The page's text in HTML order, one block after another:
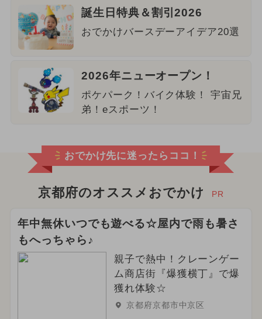
誕生日特典＆割引2026
おでかけバースデーアイデア20選
2026年ニューオープン！
ポケパーク！バイク体験！ 宇宙兄
弟！eスポーツ！
おでかけ先に迷ったらココ！
京都府のオススメおでかけ PR
年中無休いつでも遊べる☆屋内で雨も暑さ
もへっちゃら♪
親子で熱中！クレーンゲー
ム商店街『爆獲横丁』で爆
獲れ体験☆
京都府京都市中京区